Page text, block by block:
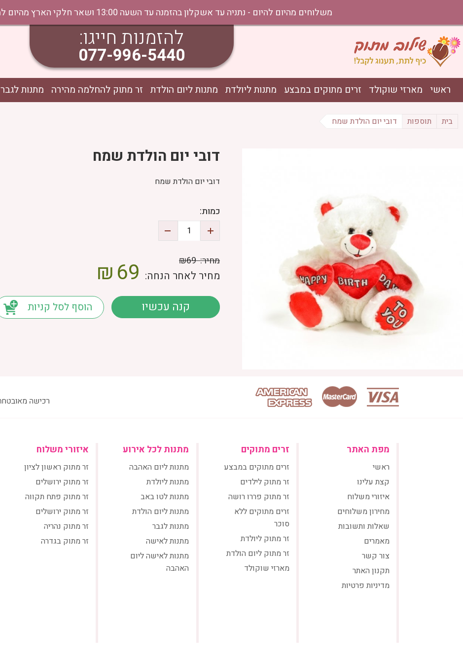
משלוחים מהיום להיום - נתניה עד אשקלון בהזמנה עד השעה 13:00 ושאר חלקי הארץ מהיום למחר בתיאום טלפוני
להזמנות חייגו:
077-996-5440
ראשי מארזי שוקולד זרים מתוקים במבצע מתנות ליולדת מתנות ליום הולדת זר מתוק להחלמה מהירה מתנות לגבר
בית תוספות דובי יום הולדת שמח
דובי יום הולדת שמח
דובי יום הולדת שמח
כמות:
מחיר:₪69
מחיר לאחר הנחה: 69
₪
קנה עכשיו הוסף לסל קניות
מפת האתר
ראשי
קצת עלינו
איזורי משלוח
מחירון משלוחים
שאלות ותשובות
מאמרים
צור קשר
תקנון האתר
מדיניות פרטיות
זרים מתוקים
זרים מתוקים במבצע
זר מתוק לילדים
זר מתוק פררו רושה
זרים מתוקים ללא
סוכר
זר מתוק ליולדת
זר מתוק ליום הולדת
מארזי שוקולד
מתנות לכל אירוע
מתנות ליום האהבה
מתנות ליולדת
מתנות לטו באב
מתנות ליום הולדת
מתנות לגבר
מתנות לאישה
מתנות לאישה ליום
האהבה
איזורי משלוח
זר מתוק ראשון לציון
זר מתוק ירושלים
זר מתוק פתח תקווה
זר מתוק ירושלים
זר מתוק נהריה
זר מתוק בגדרה